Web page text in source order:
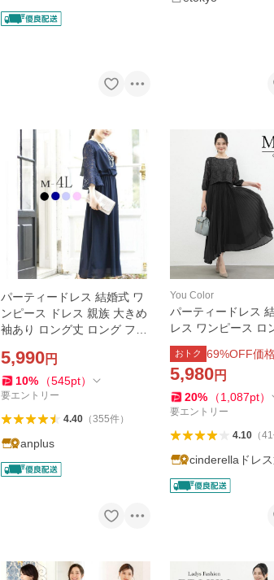
ー店
パーティードレス 結婚式 ワ
ンピース ドレス 親族 大きめ
袖あり ロング丈 ロング フォ
春 夏 秋 冬 20代 30代 40代 5
0代 60代
5,990円
10% （545pt）
要エントリー
4.40（355件）
anplus
You Color
パーティードレス
レス ワンピース ロ
ス お呼ばれ マキシ
ス プリーツ プリー
ト ロングスカート
人式 同窓会 ycpt09a
おトク 69%OFF価
5,980円
20% （1,087pt）
要エントリー
4.10（41
cinderellaドレス
ー店